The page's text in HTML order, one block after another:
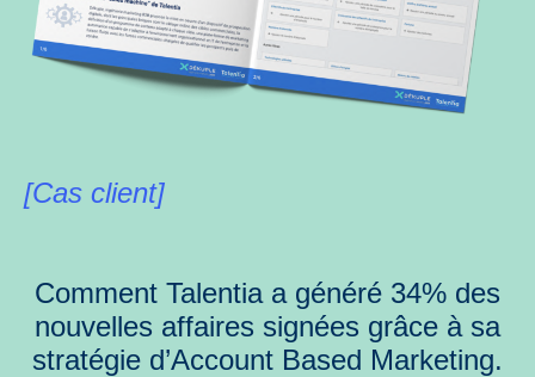
[Cas client]
Comment Talentia a généré 34% des
nouvelles affaires signées grâce à sa
stratégie d’Account Based Marketing.